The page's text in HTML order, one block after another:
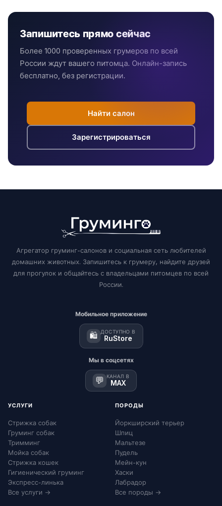
Запишитесь прямо сейчас
Более 1000 проверенных грумеров по всей
России ждут вашего питомца. Онлайн-запись
бесплатно, без регистрации.
Найти салон
Зарегистрироваться
Агрегатор груминг-салонов и социальная сеть любителей
домашних животных. Запишитесь к грумеру, найдите друзей
для прогулок и общайтесь с владельцами питомцев по всей
России.
Мобильное приложение
🛍️ ДОСТУПНО В
RuStore
Мы в соцсетях
💬 КАНАЛ В
MAX
УСЛУГИ
Стрижка собак
Груминг собак
Тримминг
Мойка собак
Стрижка кошек
Гигиенический груминг
Экспресс-линька
Все услуги →
ПОРОДЫ
Йоркширский терьер
Шпиц
Мальтезе
Пудель
Мейн-кун
Хаски
Лабрадор
Все породы →